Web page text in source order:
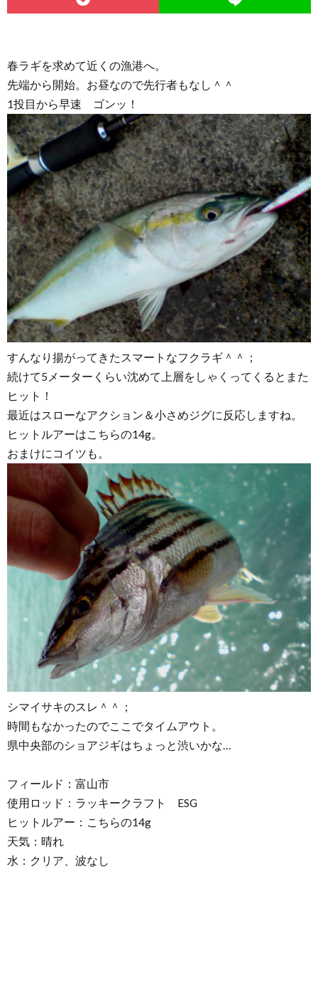
春ラギを求めて近くの漁港へ。
先端から開始。お昼なので先行者もなし＾＾
1投目から早速 ゴンッ！
すんなり揚がってきたスマートなフクラギ＾＾；
続けて5メーターくらい沈めて上層をしゃくってくるとまた
ヒット！
最近はスローなアクション＆小さめジグに反応しますね。
ヒットルアーはこちらの14g。
おまけにコイツも。
シマイサキのスレ＾＾；
時間もなかったのでここでタイムアウト。
県中央部のショアジギはちょっと渋いかな…
フィールド：富山市
使用ロッド：ラッキークラフト ESG
ヒットルアー：こちらの14g
天気：晴れ
水：クリア、波なし